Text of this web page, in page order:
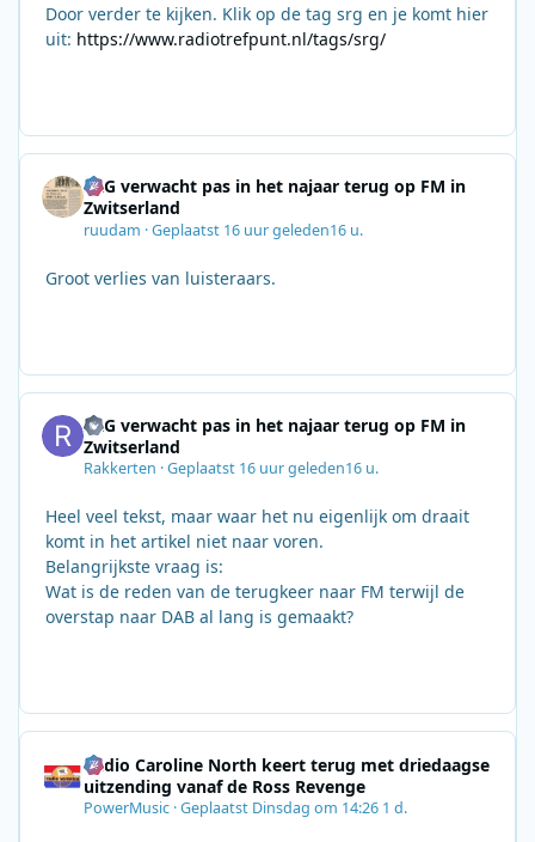
Door verder te kijken. Klik op de tag srg en je komt hier
uit: https://www.radiotrefpunt.nl/tags/srg/
SRG verwacht pas in het najaar terug op FM in
Zwitserland
ruudam ·Geplaatst 16 uur geleden16 u.
Groot verlies van luisteraars.
SRG verwacht pas in het najaar terug op FM in
Zwitserland
Rakkerten ·Geplaatst 16 uur geleden16 u.
Heel veel tekst, maar waar het nu eigenlijk om draait
komt in het artikel niet naar voren.
Belangrijkste vraag is:
Wat is de reden van de terugkeer naar FM terwijl de
overstap naar DAB al lang is gemaakt?
Radio Caroline North keert terug met driedaagse
uitzending vanaf de Ross Revenge
PowerMusic ·Geplaatst Dinsdag om 14:26 1 d.